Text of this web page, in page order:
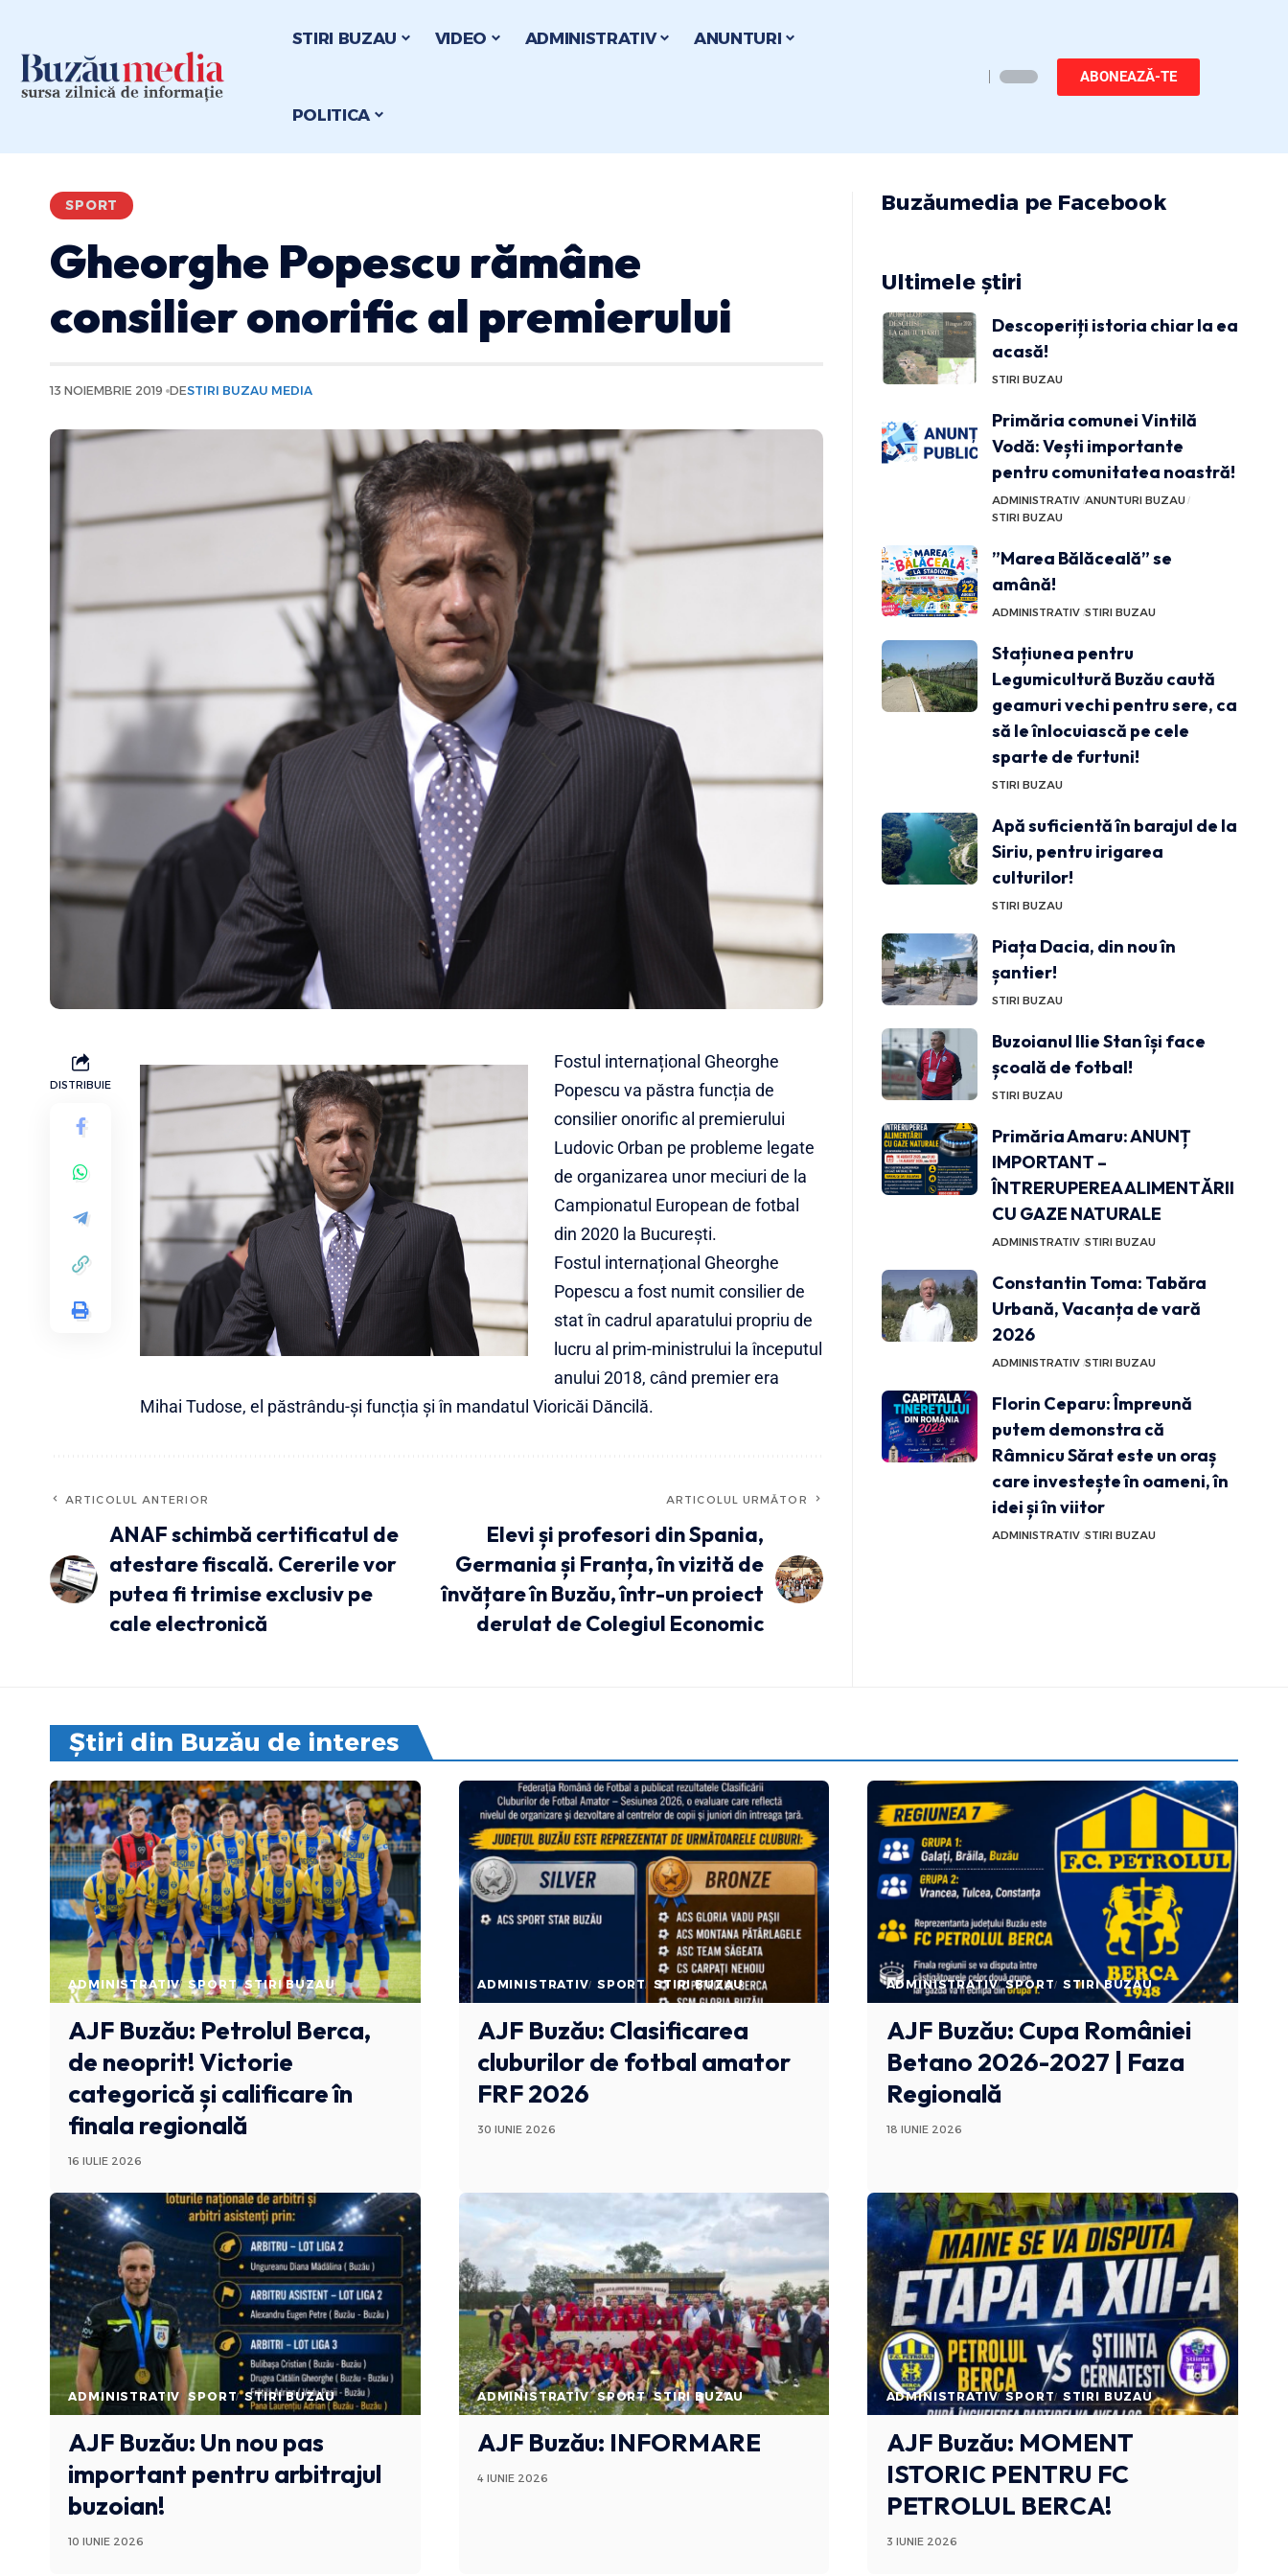
STIRI BUZAU VIDEO ADMINISTRATIV ANUNTURI
POLITICA
ABONEAZĂ-TE
SPORT
Gheorghe Popescu rămâne
consilier onorific al premierului
13 NOIEMBRIE 2019 DESTIRI BUZAU MEDIA
DISTRIBUIE
Fostul internațional Gheorghe
Popescu va păstra funcția de
consilier onorific al premierului
Ludovic Orban pe probleme legate
de organizarea unor meciuri de la
Campionatul European de fotbal
din 2020 la București.
Fostul internațional Gheorghe
Popescu a fost numit consilier de
stat în cadrul aparatului propriu de
lucru al prim-ministrului la începutul
anului 2018, când premier era
Mihai Tudose, el păstrându-și funcția și în mandatul Vioricăi Dăncilă.
ARTICOLUL ANTERIOR
ANAF schimbă certificatul de
atestare fiscală. Cererile vor
putea fi trimise exclusiv pe
cale electronică
ARTICOLUL URMĂTOR
Elevi și profesori din Spania,
Germania și Franța, în vizită de
învățare în Buzău, într-un proiect
derulat de Colegiul Economic
Buzăumedia pe Facebook
Ultimele știri
Descoperiți istoria chiar la ea
acasă!
STIRI BUZAU
Primăria comunei Vintilă
Vodă: Vești importante
pentru comunitatea noastră!
ADMINISTRATIV ANUNTURI BUZAU
STIRI BUZAU
”Marea Bălăceală” se
amână!
ADMINISTRATIV STIRI BUZAU
Stațiunea pentru
Legumicultură Buzău caută
geamuri vechi pentru sere, ca
să le înlocuiască pe cele
sparte de furtuni!
STIRI BUZAU
Apă suficientă în barajul de la
Siriu, pentru irigarea
culturilor!
STIRI BUZAU
Piața Dacia, din nou în
șantier!
STIRI BUZAU
Buzoianul Ilie Stan își face
școală de fotbal!
STIRI BUZAU
Primăria Amaru: ANUNȚ
IMPORTANT –
ÎNTRERUPEREA ALIMENTĂRII
CU GAZE NATURALE
ADMINISTRATIV STIRI BUZAU
Constantin Toma: Tabăra
Urbană, Vacanța de vară
2026
ADMINISTRATIV STIRI BUZAU
Florin Ceparu: Împreună
putem demonstra că
Râmnicu Sărat este un oraș
care investește în oameni, în
idei și în viitor
ADMINISTRATIV STIRI BUZAU
Știri din Buzău de interes
ADMINISTRATIV SPORT STIRI BUZAU
AJF Buzău: Petrolul Berca,
de neoprit! Victorie
categorică și calificare în
finala regională
16 IULIE 2026
ADMINISTRATIV SPORT STIRI BUZAU
AJF Buzău: Clasificarea
cluburilor de fotbal amator
FRF 2026
30 IUNIE 2026
ADMINISTRATIV SPORT STIRI BUZAU
AJF Buzău: Cupa României
Betano 2026-2027 | Faza
Regională
18 IUNIE 2026
ADMINISTRATIV SPORT STIRI BUZAU
AJF Buzău: Un nou pas
important pentru arbitrajul
buzoian!
10 IUNIE 2026
ADMINISTRATIV SPORT STIRI BUZAU
AJF Buzău: INFORMARE
4 IUNIE 2026
ADMINISTRATIV SPORT STIRI BUZAU
AJF Buzău: MOMENT
ISTORIC PENTRU FC
PETROLUL BERCA!
3 IUNIE 2026